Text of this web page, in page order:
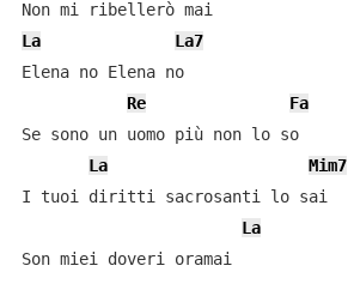
La
La7
Elena no Elena no
Re
Fa
Se sono un uomo più non lo so
La
Mim7
I tuoi diritti sacrosanti lo sai
La
Son miei doveri oramai